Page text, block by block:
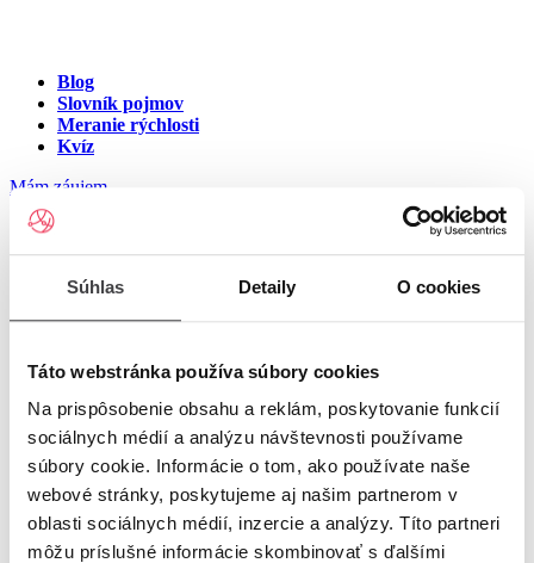
Súhlas Detaily O cookies
Táto webstránka používa súbory cookies
Na prispôsobenie obsahu a reklám, poskytovanie funkcií
sociálnych médií a analýzu návštevnosti používame
súbory cookie. Informácie o tom, ako používate naše
webové stránky, poskytujeme aj našim partnerom v
oblasti sociálnych médií, inzercie a analýzy. Títo partneri
môžu príslušné informácie skombinovať s ďalšími
Blog
Slovník pojmov
Meranie rýchlosti
Kvíz
Mám záujem
Internet v meste Ľudovítová
Zadajte ulicu a číslo pre zobrazenie ponuky internetu v meste
Zadajte ulicu a číslopre zobrazenie ponuky internetu v lokalite
Ľudovítová
Zoznam ulíc v meste Ľudovítová
Ulica
Bohužiaľ, nedisponujeme zoznamom dostupných ulíc v danom